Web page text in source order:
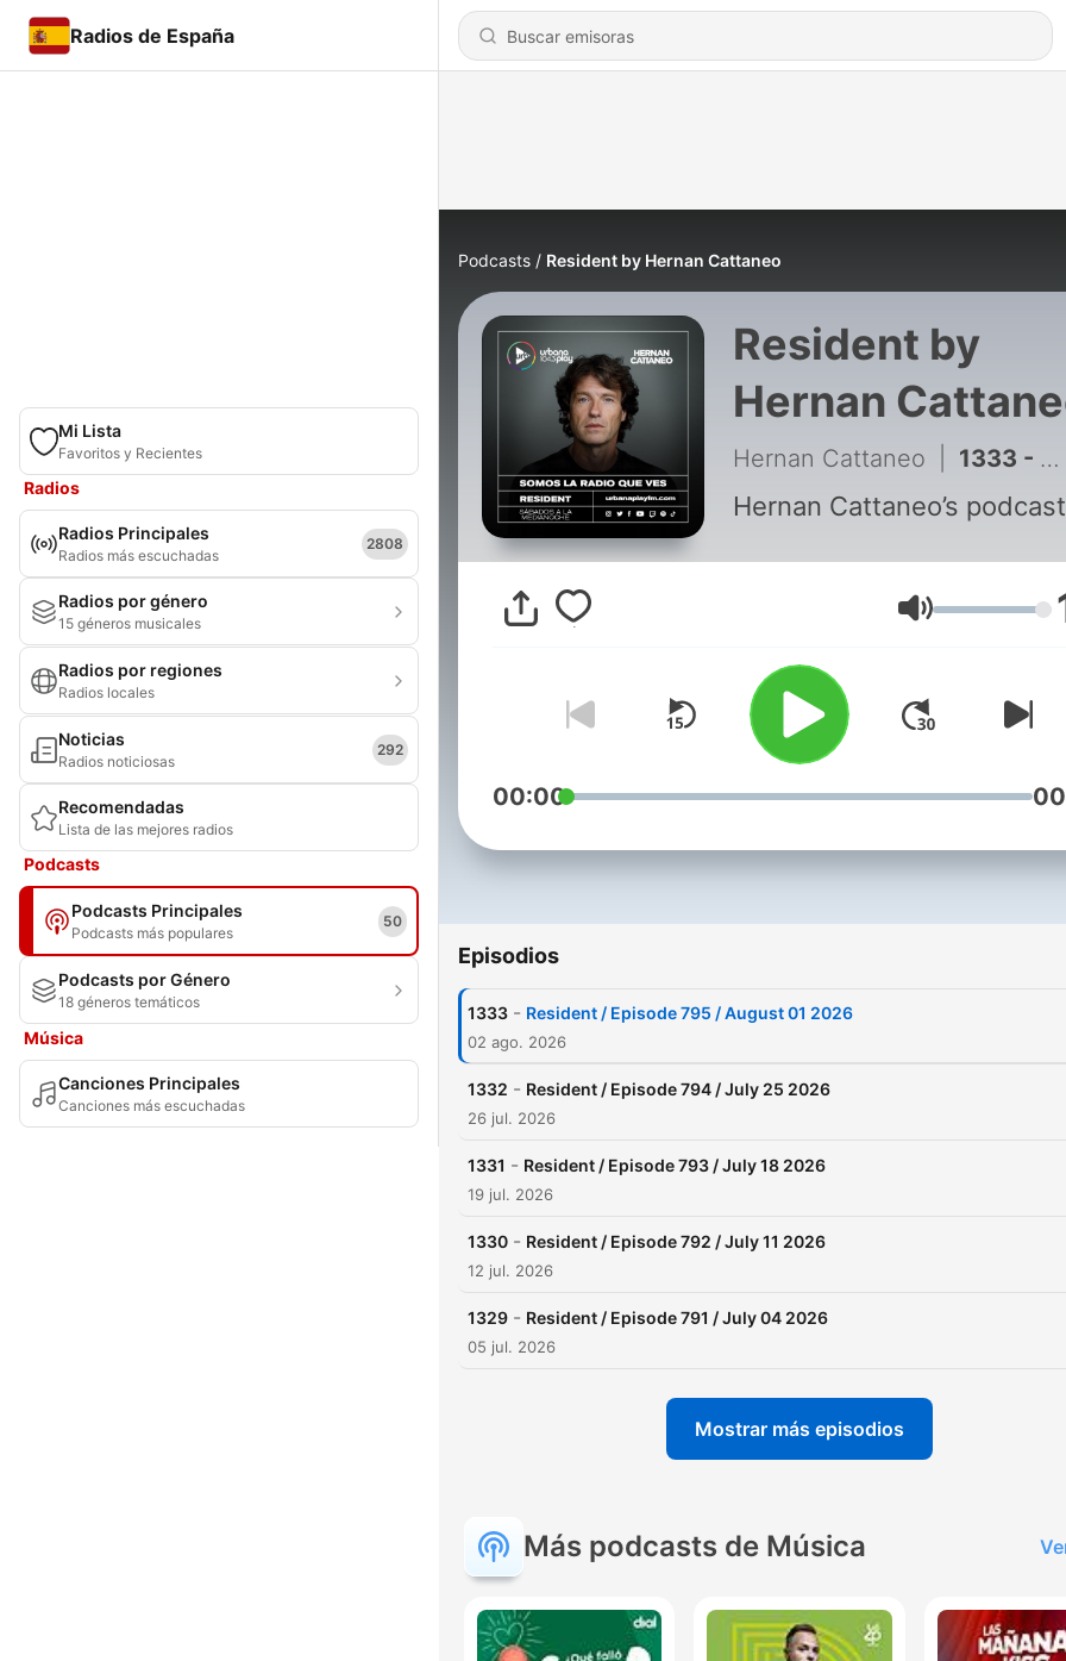
Radios de España
Mi Lista
Favoritos y Recientes
Radios
Radios Principales
Radios más escuchadas
2808
Radios por género
15 géneros musicales
Radios por regiones
Radios locales
Noticias
Radios noticiosas
292
Recomendadas
Lista de las mejores radios
Podcasts
Podcasts Principales
Podcasts más populares
50
Podcasts por Género
18 géneros temáticos
Música
Canciones Principales
Canciones más escuchadas
Podcasts Resident by Hernan Cattaneo
Resident by
Hernan
Hernan Cattaneo 1333 - Resident / Episode 795 / August 01 2026
Hernan Cattaneo’s podcast
Volumen
00:00
Episodios
1333 - Resident / Episode 795 / August 01 2026
02 ago. 2026
1332 - Resident / Episode 794 / July 25 2026
26 jul. 2026
1331 - Resident / Episode 793 / July 18 2026
19 jul. 2026
1330 - Resident / Episode 792 / July 11 2026
12 jul. 2026
1329 - Resident / Episode 791 / July 04 2026
05 jul. 2026
Mostrar más episodios
Más podcasts de Música